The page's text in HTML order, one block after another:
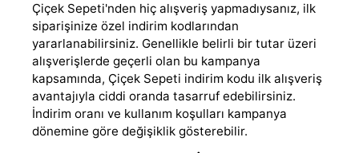
Çiçek Sepeti'nden hiç alışveriş yapmadıysanız, ilk
siparişinize özel indirim kodlarından
yararlanabilirsiniz. Genellikle belirli bir tutar üzeri
alışverişlerde geçerli olan bu kampanya
kapsamında, Çiçek Sepeti indirim kodu ilk alışveriş
avantajıyla ciddi oranda tasarruf edebilirsiniz.
İndirim oranı ve kullanım koşulları kampanya
dönemine göre değişiklik gösterebilir.